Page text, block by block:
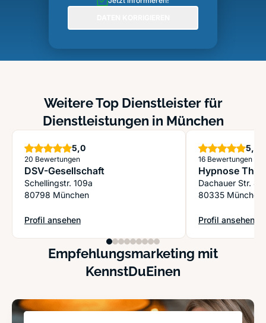
Weitere Top Dienstleister für
Dienstleistungen in München
5,0Sterne
20 Bewertungen
DSV-Gesellschaft
Schellingstr. 109a
80798 München
Profil ansehen
: DSV-Gesellschaft
5,0
16 Bewertungen
Hypnose
Dachauer Str. 4
80335 München
Profil ansehen
: Hypnose Thilo
Empfehlungsmarketing mit
KennstDuEinen